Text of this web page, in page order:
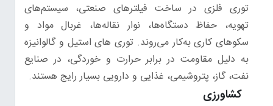
توری‌ فلزی در ساخت فیلترهای صنعتی، سیستم‌های
تهویه، حفاظ دستگاه‌ها، نوار نقاله‌ها، غربال مواد و
سکوهای کاری به‌کار می‌روند. توری های استیل و گالوانیزه
به دلیل مقاومت در برابر حرارت و خوردگی، در صنایع
نفت، گاز، پتروشیمی، غذایی و دارویی بسیار رایج هستند.
کشاورزی